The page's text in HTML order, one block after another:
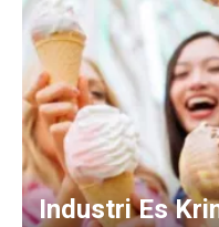
Industri Es